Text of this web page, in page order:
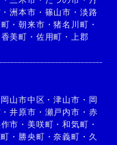
・洲本市 ・ 篠山市 ・ 淡路
・朝来市 ・猪名川町 ・
香美町 ・ 佐用町 ・
上郡
岡山市中区 ・津山市 ・ 岡
・井原市 ・ 瀬戸内市 ・ 赤
市 ・ 美咲町 ・和気町 ・
・ 勝央町 ・奈義町 ・ 久